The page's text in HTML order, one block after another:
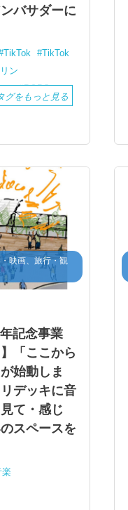
バサダーに
TikTok
TikTok
ン
ク
POPS
グをもっと見る
映画、旅行・観
記念事業
「ここから
始動しま
デッキに音
て・感じ
スペースを
楽